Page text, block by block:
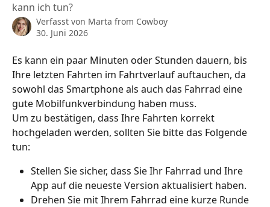
kann ich tun?
Verfasst von Marta from Cowboy
30. Juni 2026
Es kann ein paar Minuten oder Stunden dauern, bis
Ihre letzten Fahrten im Fahrtverlauf auftauchen, da
sowohl das Smartphone als auch das Fahrrad eine
gute Mobilfunkverbindung haben muss.
Um zu bestätigen, dass Ihre Fahrten korrekt
hochgeladen werden, sollten Sie bitte das Folgende
tun:
Stellen Sie sicher, dass Sie Ihr Fahrrad und Ihre
App auf die neueste Version aktualisiert haben.
Drehen Sie mit Ihrem Fahrrad eine kurze Runde